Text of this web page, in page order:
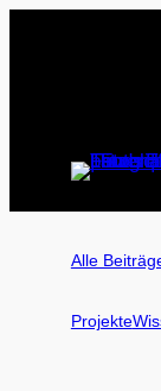
Alle
Projekte